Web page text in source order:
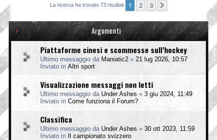
La ricerca ha trovato 73 risultati 1 2 3
Argomenti
Piattaforme cinesi e scommesse sull’hockey
Ultimo messaggio da Maniatic2 « 21 lug 2026, 10:57
Inviato in Altri sport
Visualizzazione messaggi non letti
Ultimo messaggio da Under Ashes « 3 giu 2024, 11:49
Inviato in Come funziona il Forum?
Classifica
Ultimo messaggio da Under Ashes « 30 ott 2023, 11:59
Inviato in
Il campionato svizzero